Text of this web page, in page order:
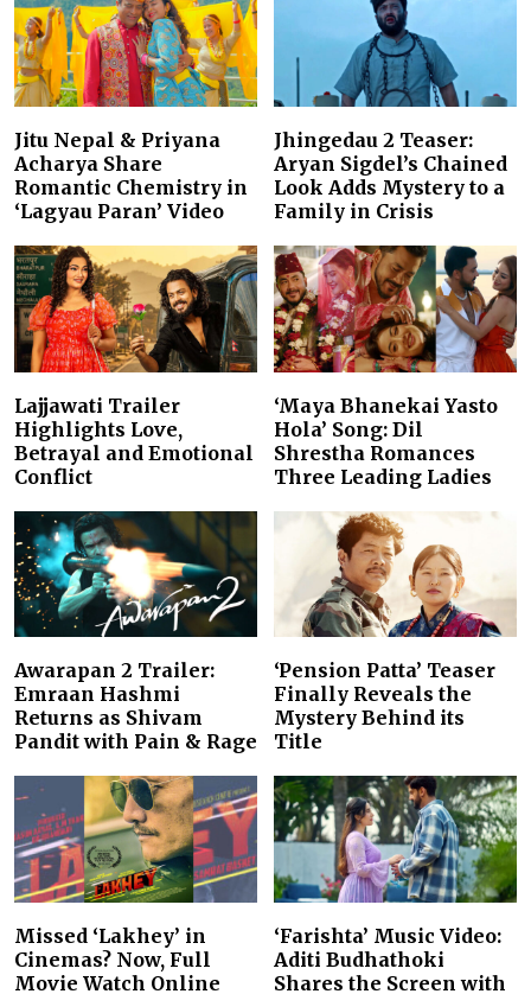
Jitu Nepal & Priyana
Acharya Share
Romantic Chemistry in
‘Lagyau Paran’ Video
Jhingedau 2 Teaser:
Aryan Sigdel’s Chained
Look Adds Mystery to a
Family in Crisis
Lajjawati Trailer
Highlights Love,
Betrayal and Emotional
Conflict
‘Maya Bhanekai Yasto
Hola’ Song: Dil
Shrestha Romances
Three Leading Ladies
Awarapan 2 Trailer:
Emraan Hashmi
Returns as Shivam
Pandit with Pain & Rage
‘Pension Patta’ Teaser
Finally Reveals the
Mystery Behind its
Title
Missed ‘Lakhey’ in
Cinemas? Now, Full
Movie Watch Online
‘Farishta’ Music Video:
Aditi Budhathoki
Shares the Screen with